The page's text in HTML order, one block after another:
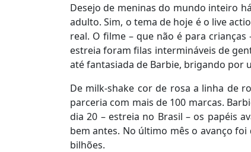
Desejo de meninas do mundo inteiro
adulto. Sim, o tema de hoje é o live
real. O filme – que não é para
estreia foram filas intermináveis de
até fantasiada de Barbie, brigando por
De milk-shake cor de rosa a linha de
parceria com mais de 100 marcas.
dia 20 – estreia no Brasil – os papéis
bem antes. No último mês o avanço foi
bilhões.